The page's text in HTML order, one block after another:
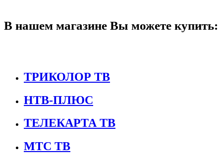
В нашем магазине Вы можете купить:
ТРИКОЛОР ТВ
НТВ-ПЛЮС
ТЕЛЕКАРТА ТВ
МТС ТВ